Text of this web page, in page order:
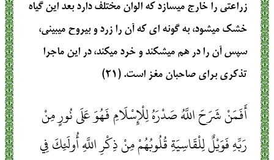
زراعتي را خارج مي‏سازد كه الوان مختلف دارد بعد اين گياه
خشك مي‏شود، به گونه‏ اي كه آن را زرد و بيروح مي‏بيني،
سپس آن را در هم مي‏شكند و خرد مي‏كند، در اين ماجرا
تذكري براي صاحبان مغز است. (۲۱)
أَفَمَنْ شَرَحَ اللَّهُ صَدْرَهُ لِلْإِسْلَامِ فَهُوَ عَلَى نُورٍ مِنْ
رَبِّهِ فَوَيْلٌ لِلْقَاسِيَةِ قُلُوبُهُمْ مِنْ ذِكْرِ اللَّهِ أُولَئِكَ فِي